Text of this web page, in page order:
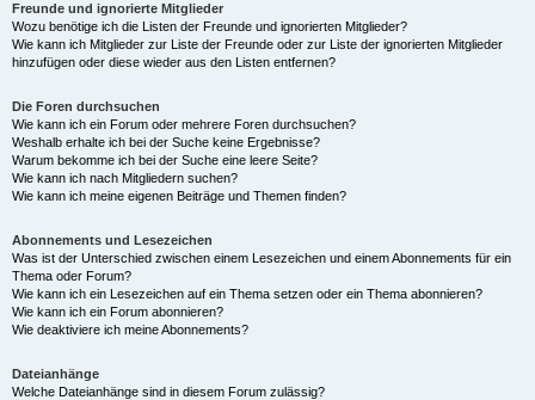
Freunde und ignorierte Mitglieder
Wozu benötige ich die Listen der Freunde und ignorierten Mitglieder?
Wie kann ich Mitglieder zur Liste der Freunde oder zur Liste der ignorierten Mitglieder
hinzufügen oder diese wieder aus den Listen entfernen?
Die Foren durchsuchen
Wie kann ich ein Forum oder mehrere Foren durchsuchen?
Weshalb erhalte ich bei der Suche keine Ergebnisse?
Warum bekomme ich bei der Suche eine leere Seite?
Wie kann ich nach Mitgliedern suchen?
Wie kann ich meine eigenen Beiträge und Themen finden?
Abonnements und Lesezeichen
Was ist der Unterschied zwischen einem Lesezeichen und einem Abonnements für ein
Thema oder Forum?
Wie kann ich ein Lesezeichen auf ein Thema setzen oder ein Thema abonnieren?
Wie kann ich ein Forum abonnieren?
Wie deaktiviere ich meine Abonnements?
Dateianhänge
Welche Dateianhänge sind in diesem Forum zulässig?